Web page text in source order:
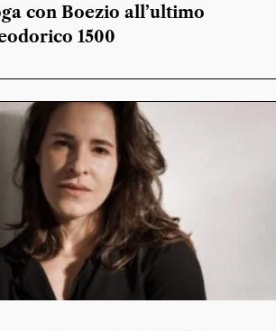
con Boezio all’ultimo
1500